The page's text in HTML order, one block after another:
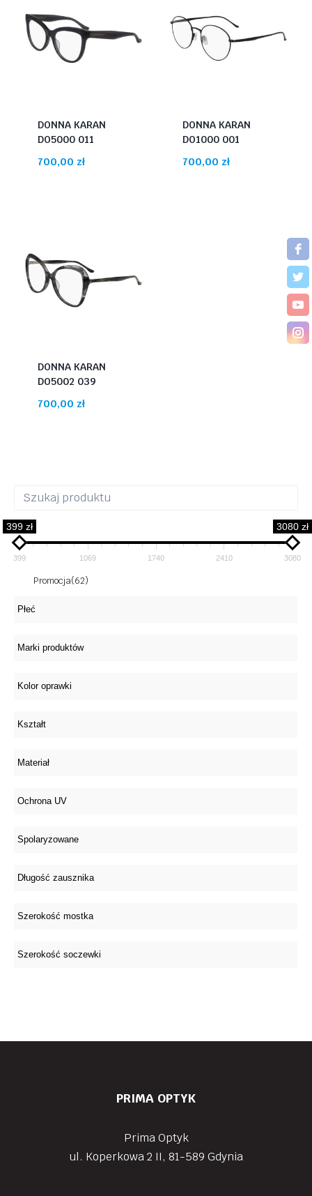
DONNA KARAN
DO5000 011
700,00 zł
DONNA KARAN
DO1000 001
700,00 zł
DONNA KARAN
DO5002 039
700,00 zł
399 zł 3080 zł
399 1069 1740 2410 3080
Promocja(62)
PRIMA OPTYK
Prima Optyk
ul. Koperkowa 2 II, 81-589 Gdynia